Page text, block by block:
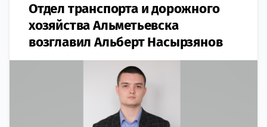
Отдел транспорта и дорожного
хозяйства Альметьевска
возглавил Альберт Насырзянов